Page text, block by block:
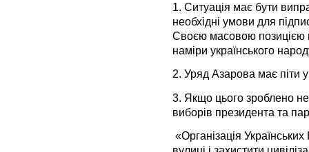
1. Ситуація має бути
необхідні умови для
Своєю масовою позицією
наміри українського
2. Уряд Азарова має піти у
3. Якщо цього зроблено
виборів президента та
«Організація